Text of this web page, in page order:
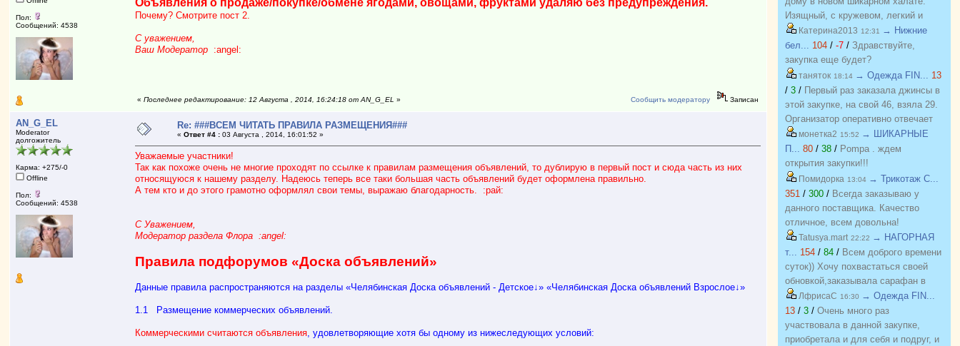
Пол:
Сообщений: 4538
Объявления о продаже/покупке/обмене ягодами, овощами, фруктами удаляю без предупреждения.
Почему? Смотрите пост 2.
С уважением,
Ваш Модератор :angel:
«Последнее редактирование: 12 Августа , 2014, 16:24:18 от AN_G_EL » Сообщить модератору Записан
AN_G_EL
Moderator
долгожитель
Карма: +275/-0
Offline
Пол:
Сообщений: 4538
Re: ###ВСЕМ ЧИТАТЬ ПРАВИЛА РАЗМЕЩЕНИЯ###
«Ответ #4 : 03 Августа , 2014, 16:01:52 »
Уважаемые участники!
Так как похоже очень не многие проходят по ссылке к правилам размещения объявлений, то дублирую в первый пост и сюда часть из них
относящуюся к нашему разделу. Надеюсь теперь все таки большая часть объявлений будет оформлена правильно.
А тем кто и до этого грамотно оформлял свои темы, выражаю благодарность. :рай:
С Уважением,
Модератор раздела Флора :angel:
Правила подфорумов «Доска объявлений»
Данные правила распространяются на разделы «Челябинская Доска объявлений - Детское↓» «Челябинская Доска объявлений Взрослое↓»
1.1 Размещение коммерческих объявлений.
Коммерческими считаются объявления, удовлетворяющие хотя бы одному из нижеследующих условий:
Изящный, с кружевом, легкий и
красивый. Куплен на распродаже
по отличной цене. Спасибо
организатору за возможность
приобретать красивые вещи по
приятным ценам. Желаю закупке
процветания и долгожительства
Катерина2013 12:31
→ Нижние
бел... 104 / -7 / Здравствуйте,
закупка еще будет?
таняток 18:14 → Одежда FIN... 13
/ 3 / Первый раз заказала джинсы в
этой закупке, на свой 46, взяла 29.
Организатор оперативно отвечает
на вопросы. Спасибо!!!
монетка2 15:52 → ШИКАРНЫЕ
П... 80 / 38 / Pompa . ждем
открытия закупки!!!
Помидорка 13:04 → Трикотаж C...
351 / 300 / Всегда заказываю у
данного поставщика. Качество
отличное, всем довольна!
Tatusya.mart 22:22 → НАГОРНАЯ
т... 154 / 84 / Всем доброго времени
суток)) Хочу похвастаться своей
обновкой,заказывала сарафан в
закупке (Нагорная трикотаж) и
осталась в полном восторге от
качества)) Соответствие
размерности и качество Выше
ЛфрисаС 16:30 → Одежда FIN...
13 / 3 / Очень много раз
участвовала в данной закупке,
приобретала и для себя и подруг, и